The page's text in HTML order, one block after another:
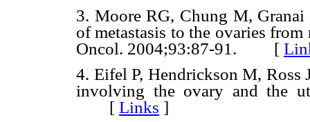
3. Moore RG, Chung M,
of metastasis to the ovaries
Oncol. 2004;93:87-91. [
4. Eifel P, Hendrickson M, Ross
involving the ovary and the
[ Links ]